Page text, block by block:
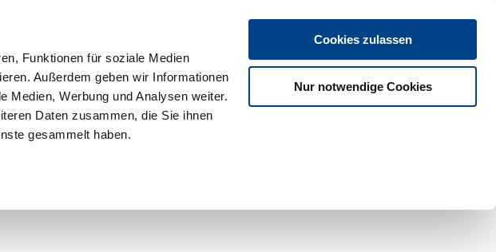
Funktionen für soziale Medien
Außerdem geben wir Informationen
Medien, Werbung und Analysen weiter.
Daten zusammen, die Sie ihnen
gesammelt haben.
Cookies zulassen
Nur notwendige Cookies